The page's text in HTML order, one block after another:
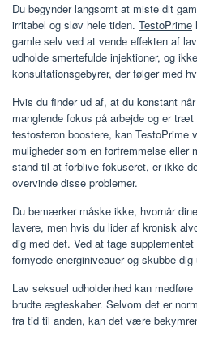
Du begynder langsomt at miste dit
irritabel og sløv hele tiden. TestoPrime
gamle selv ved at vende effekten af
udholde smertefulde injektioner, og
konsultationsgebyrer, der følger med
Hvis du finder ud af, at du konstant
manglende fokus på arbejde og er
testosteron boostere, kan
muligheder som en forfremmelse eller
stand til at forblive fokuseret, er ikke
overvinde disse problemer.
Du bemærker måske ikke, hvornår
lavere, men hvis du lider af kronisk
dig med det. Ved at tage
fornyede energiniveauer og skubbe
Lav seksuel udholdenhed kan
brudte ægteskaber. Selvom det er
fra tid til anden, kan det være